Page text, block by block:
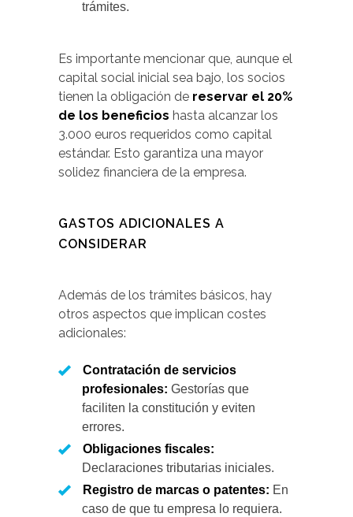
trámites.
Es importante mencionar que, aunque el
capital social inicial sea bajo, los socios
tienen la obligación de reservar el 20%
de los beneficios hasta alcanzar los
3.000 euros requeridos como capital
estándar. Esto garantiza una mayor
solidez financiera de la empresa.
GASTOS ADICIONALES A
CONSIDERAR
Además de los trámites básicos, hay
otros aspectos que implican costes
adicionales:
Contratación de servicios
profesionales: Gestorías que
faciliten la constitución y eviten
errores.
Obligaciones fiscales:
Declaraciones tributarias iniciales.
Registro de marcas o patentes: En
caso de que tu empresa lo requiera.